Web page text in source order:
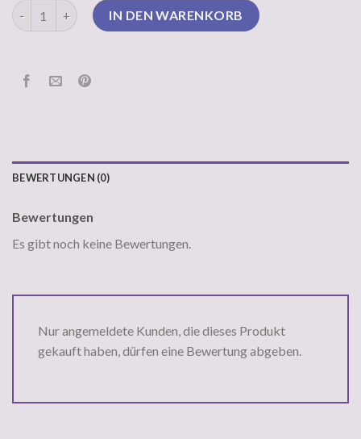
pegador pulli MengeIN DEN WARENKORB
BEWERTUNGEN (0)
Bewertungen
Es gibt noch keine Bewertungen.
Nur angemeldete Kunden, die dieses Produkt
gekauft haben, dürfen eine Bewertung abgeben.